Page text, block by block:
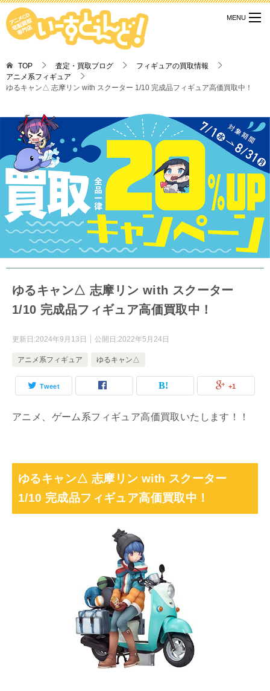
TOP 査定・買取ブログ
フィギュアの買取情報
アニメ系フィギュア
ゆるキャン△ 志摩リン with スクーター 1/10 完成品フィギュア高価買取中！
ゆるキャン△ 志摩リン with スクーター
1/10 完成品フィギュア高価買取中！
更新日:2024年9月13日 公開日:2022年5月24日
アニメ系フィギュア ゆるキャン△
Tweet +1
アニメ、ゲーム系フィギュア高価買取いたします！！
ゆるキャン△ 志摩リン with スクーター
1/10 完成品フィギュア高価買取中！